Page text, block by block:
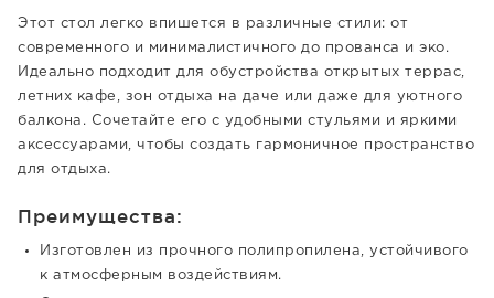
Этот стол легко впишется в различные стили: от
современного и минималистичного до прованса и эко.
Идеально подходит для обустройства открытых террас,
летних кафе, зон отдыха на даче или даже для уютного
балкона. Сочетайте его с удобными стульями и яркими
аксессуарами, чтобы создать гармоничное пространство
для отдыха.
Преимущества:
Изготовлен из прочного полипропилена, устойчивого
к атмосферным воздействиям.